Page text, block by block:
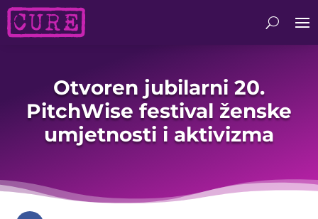
Otvoren jubilarni 20.
PitchWise festival ženske
umjetnosti i aktivizma